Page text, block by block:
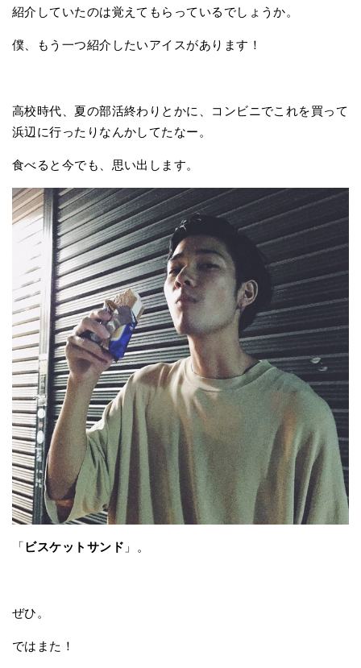
紹介していたのは覚えてもらっているでしょうか。
僕、もう一つ紹介したいアイスがあります！
高校時代、夏の部活終わりとかに、コンビニでこれを買って
浜辺に行ったりなんかしてたなー。
食べると今でも、思い出します。
「ビスケットサンド 」。
ぜひ。
ではまた！